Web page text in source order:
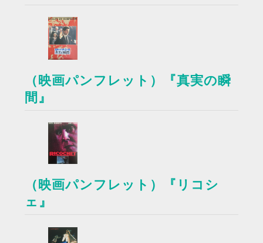
（映画パンフレット）『真実の瞬
間』
（映画パンフレット）『リコシ
ェ』